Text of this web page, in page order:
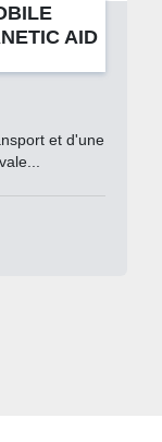
MOBILE
de transport et
fonctions ma...